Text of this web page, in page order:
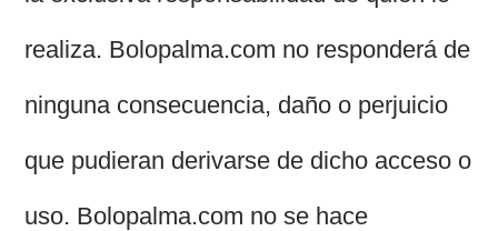
realiza. Bolopalma.com no responderá de
ninguna consecuencia, daño o perjuicio
que pudieran derivarse de dicho acceso o
uso. Bolopalma.com no se hace